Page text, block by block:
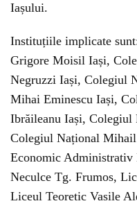
Iașului.
Instituțiile implicate
Grigore Moisil Iași,
Negruzzi Iași, Colegiul
Mihai Eminescu Iași,
Ibrăileanu Iași, Colegiul
Colegiul Național Mihail
Economic
Neculce Tg. Frumos,
Liceul Teoretic Vasile